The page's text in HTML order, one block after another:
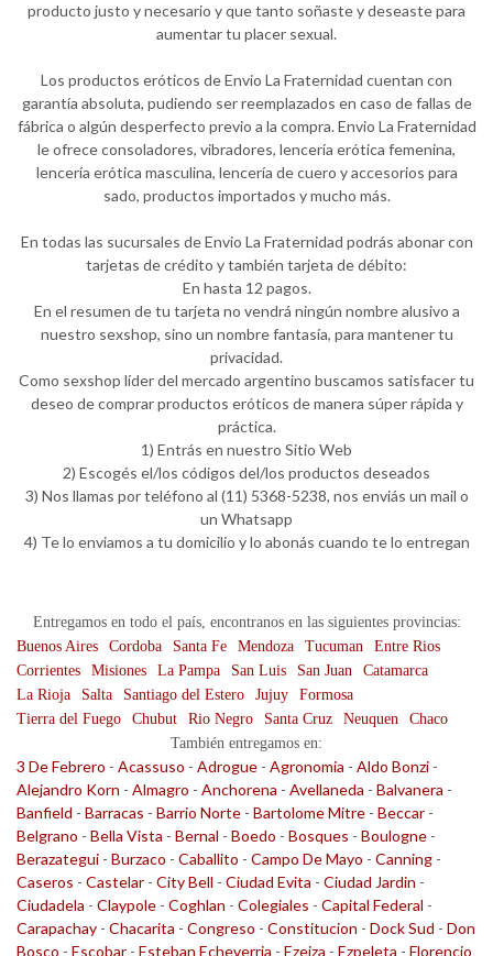
producto justo y necesario y que tanto soñaste y deseaste para
aumentar tu placer sexual.
Los productos eróticos de Envio La Fraternidad cuentan con
garantía absoluta, pudiendo ser reemplazados en caso de fallas de
fábrica o algún desperfecto previo a la compra. Envio La Fraternidad
le ofrece consoladores, vibradores, lencería erótica femenina,
lencería erótica masculina, lencería de cuero y accesorios para
sado, productos importados y mucho más.
En todas las sucursales de Envio La Fraternidad podrás abonar con
tarjetas de crédito y también tarjeta de débito:
En hasta 12 pagos.
En el resumen de tu tarjeta no vendrá ningún nombre alusivo a
nuestro sexshop, sino un nombre fantasía, para mantener tu
privacidad.
Como sexshop líder del mercado argentino buscamos satisfacer tu
deseo de comprar productos eróticos de manera súper rápida y
práctica.
1) Entrás en nuestro Sitio Web
2) Escogés el/los códigos del/los productos deseados
3) Nos llamas por teléfono al (11) 5368-5238, nos enviás un mail o
un Whatsapp
4) Te lo enviamos a tu domicilio y lo abonás cuando te lo entregan
Entregamos en todo el país, encontranos en las siguientes provincias:
Buenos Aires
Cordoba Santa Fe Mendoza Tucuman
Entre Rios
Corrientes
Misiones La Pampa San Luis San Juan
Catamarca
La Rioja
Salta Santiago del Estero Jujuy
Formosa
Tierra del Fuego
Chubut Rio Negro Santa Cruz Neuquen
Chaco
También entregamos en:
3 De Febrero - Acassuso - Adrogue - Agronomia - Aldo Bonzi -
Alejandro Korn - Almagro - Anchorena - Avellaneda - Balvanera -
Banfield - Barracas - Barrio Norte - Bartolome Mitre - Beccar -
Belgrano - Bella Vista - Bernal - Boedo - Bosques - Boulogne -
Berazategui - Burzaco - Caballito - Campo De Mayo - Canning -
Caseros - Castelar - City Bell - Ciudad Evita - Ciudad Jardin -
Ciudadela - Claypole - Coghlan - Colegiales - Capital Federal -
Carapachay - Chacarita - Congreso - Constitucion - Dock Sud - Don
Bosco - Escobar - Esteban Echeverria - Ezeiza - Ezpeleta - Florencio